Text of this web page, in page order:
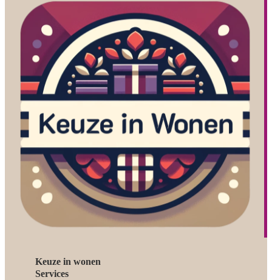
Keuze in wonen
Services